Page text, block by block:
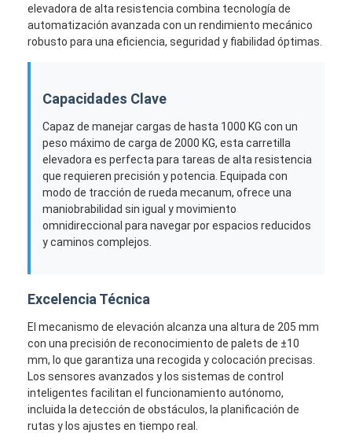
Productos
Videos
Sobre nosotros
Visita a la fábrica
Contacto
noticias
Todos los casos
Blog
Ahora Charle
elevadora de alta resistencia combina tecnología de
automatización avanzada con un rendimiento mecánico
robusto para una eficiencia, seguridad y fiabilidad óptimas.
Capacidades Clave
Capaz de manejar cargas de hasta 1000 KG con un
peso máximo de carga de 2000 KG, esta carretilla
elevadora es perfecta para tareas de alta resistencia
que requieren precisión y potencia. Equipada con
modo de tracción de rueda mecanum, ofrece una
maniobrabilidad sin igual y movimiento
omnidireccional para navegar por espacios reducidos
y caminos complejos.
Excelencia Técnica
El mecanismo de elevación alcanza una altura de 205 mm
con una precisión de reconocimiento de palets de ±10
mm, lo que garantiza una recogida y colocación precisas.
Los sensores avanzados y los sistemas de control
inteligentes facilitan el funcionamiento autónomo,
incluida la detección de obstáculos, la planificación de
rutas y los ajustes en tiempo real.